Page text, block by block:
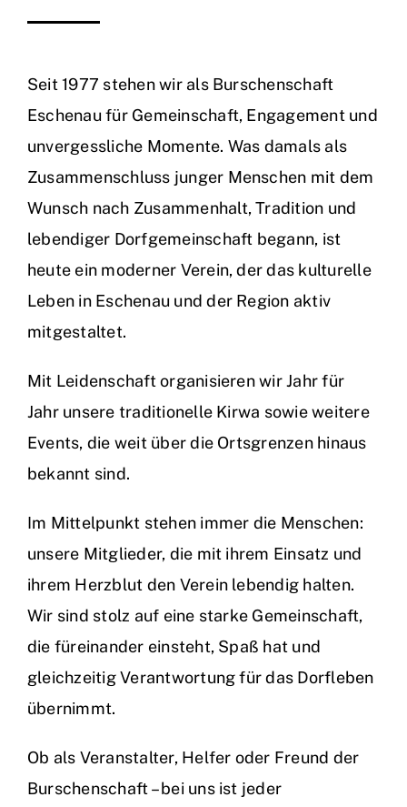
Seit 1977 stehen wir als Burschenschaft
Eschenau für Gemeinschaft, Engagement und
unvergessliche Momente. Was damals als
Zusammenschluss junger Menschen mit dem
Wunsch nach Zusammenhalt, Tradition und
lebendiger Dorfgemeinschaft begann, ist
heute ein moderner Verein, der das kulturelle
Leben in Eschenau und der Region aktiv
mitgestaltet.
Mit Leidenschaft organisieren wir Jahr für
Jahr unsere traditionelle Kirwa sowie weitere
Events, die weit über die Ortsgrenzen hinaus
bekannt sind.
Im Mittelpunkt stehen immer die Menschen:
unsere Mitglieder, die mit ihrem Einsatz und
ihrem Herzblut den Verein lebendig halten.
Wir sind stolz auf eine starke Gemeinschaft,
die füreinander einsteht, Spaß hat und
gleichzeitig Verantwortung für das Dorfleben
übernimmt.
Ob als Veranstalter, Helfer oder Freund der
Burschenschaft – bei uns ist jeder